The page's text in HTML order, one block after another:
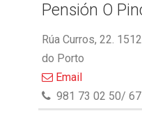
Pensión O
Rúa Curros, 22.
do Porto
Email
981 73 02 50/